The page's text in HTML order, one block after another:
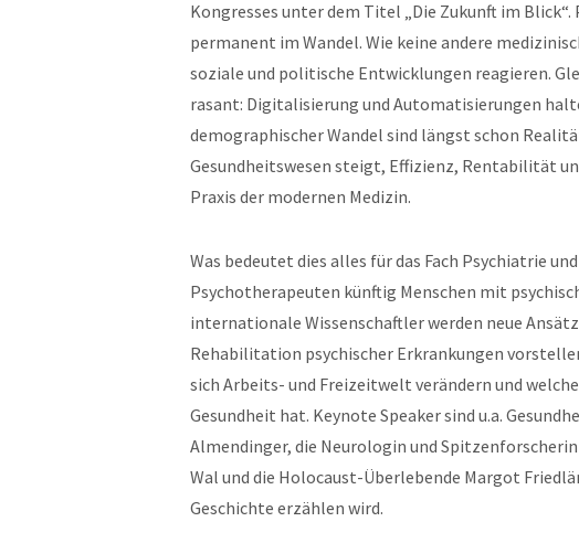
Kongresses unter dem Titel „Die Zukunft im
permanent im Wandel. Wie keine andere
soziale und politische Entwicklungen reagieren.
rasant: Digitalisierung und Automatisierungen
demographischer Wandel sind längst schon
Gesundheitswesen steigt, Effizienz, Rentabilität
Praxis der modernen Medizin.
Was bedeutet dies alles für das Fach Psychiatrie
Psychotherapeuten künftig Menschen mit
internationale Wissenschaftler werden neue
Rehabilitation psychischer Erkrankungen
sich Arbeits- und Freizeitwelt verändern und
Gesundheit hat. Keynote Speaker sind u.a.
Almendinger, die Neurologin und
Wal und die Holocaust-Überlebende Margot
Geschichte erzählen wird.